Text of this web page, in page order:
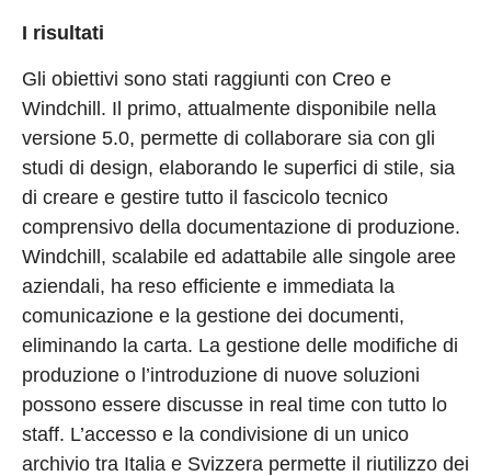
I risultati
Gli obiettivi sono stati raggiunti con Creo e
Windchill. Il primo, attualmente disponibile nella
versione 5.0, permette di collaborare sia con gli
studi di design, elaborando le superfici di stile, sia
di creare e gestire tutto il fascicolo tecnico
comprensivo della documentazione di produzione.
Windchill, scalabile ed adattabile alle singole aree
aziendali, ha reso efficiente e immediata la
comunicazione e la gestione dei documenti,
eliminando la carta. La gestione delle modifiche di
produzione o l’introduzione di nuove soluzioni
possono essere discusse in real time con tutto lo
staff. L’accesso e la condivisione di un unico
archivio tra Italia e Svizzera permette il riutilizzo dei